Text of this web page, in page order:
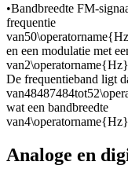
•Bandbreedte FM-
frequentie
van
en een modulatie met
van
De frequentieband ligt
van48487484tot
wat een bandbreedte
van
Analoge en